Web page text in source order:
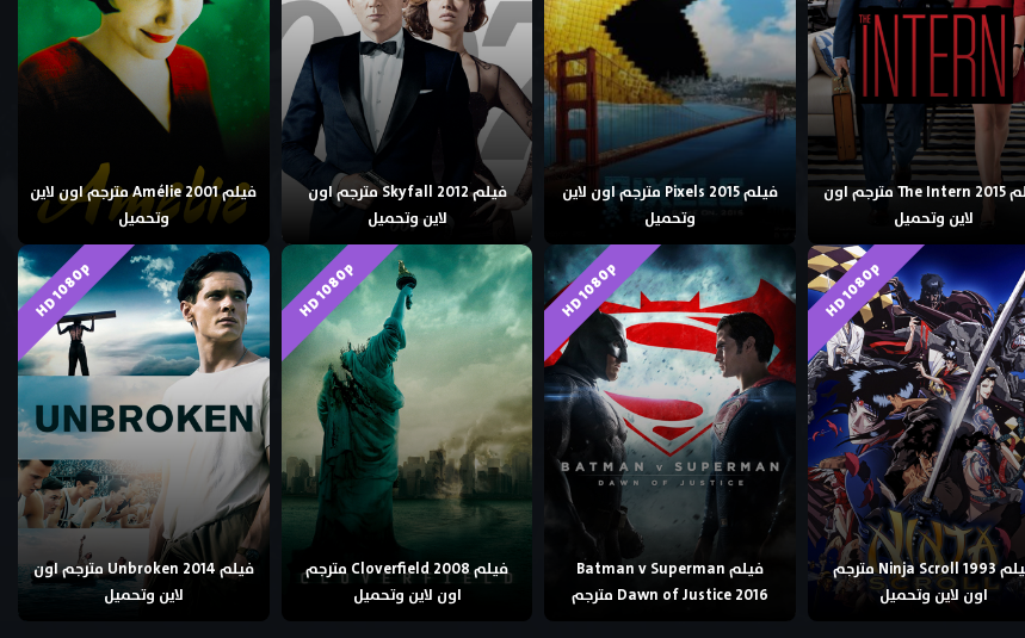
فيلم The Intern 2015 مترجم اون
لاين وتحميل
فيلم Pixels 2015 مترجم اون لاين
وتحميل
فيلم Skyfall 2012 مترجم اون
لاين وتحميل
فيلم Amélie 2001 مترجم اون لاين
وتحميل
HD 1080p
فيلم Ninja Scroll 1993 مترجم
اون لاين وتحميل
HD 1080p
فيلم Batman v Superman
Dawn of Justice 2016 مترجم
HD 1080p
فيلم Cloverfield 2008 مترجم
اون لاين وتحميل
HD 1080p
فيلم Unbroken 2014 مترجم اون
لاين وتحميل